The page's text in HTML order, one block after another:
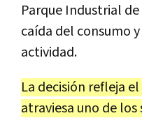
Parque Industrial
caída del consumo
actividad.
La decisión refleja
atraviesa uno de